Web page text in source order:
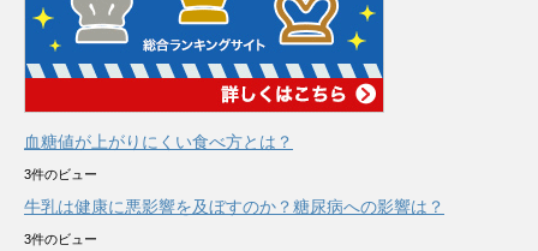
血糖値が上がりにくい食べ方とは？
3件のビュー
牛乳は健康に悪影響を及ぼすのか？糖尿病への影響は？
3件のビュー